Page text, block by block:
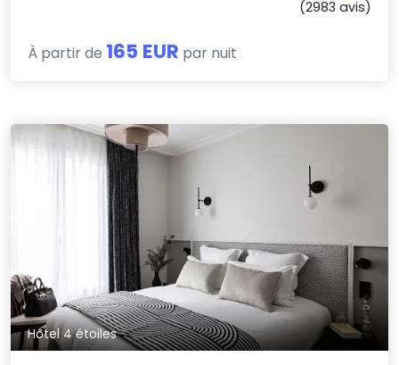
(2983 avis)
À partir de 165 EUR par nuit
Hôtel 4 étoiles